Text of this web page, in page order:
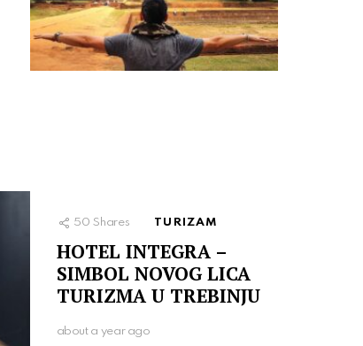
50 Shares TURIZAM
HOTEL INTEGRA –
SIMBOL NOVOG LICA
TURIZMA U TREBINJU
about a year ago